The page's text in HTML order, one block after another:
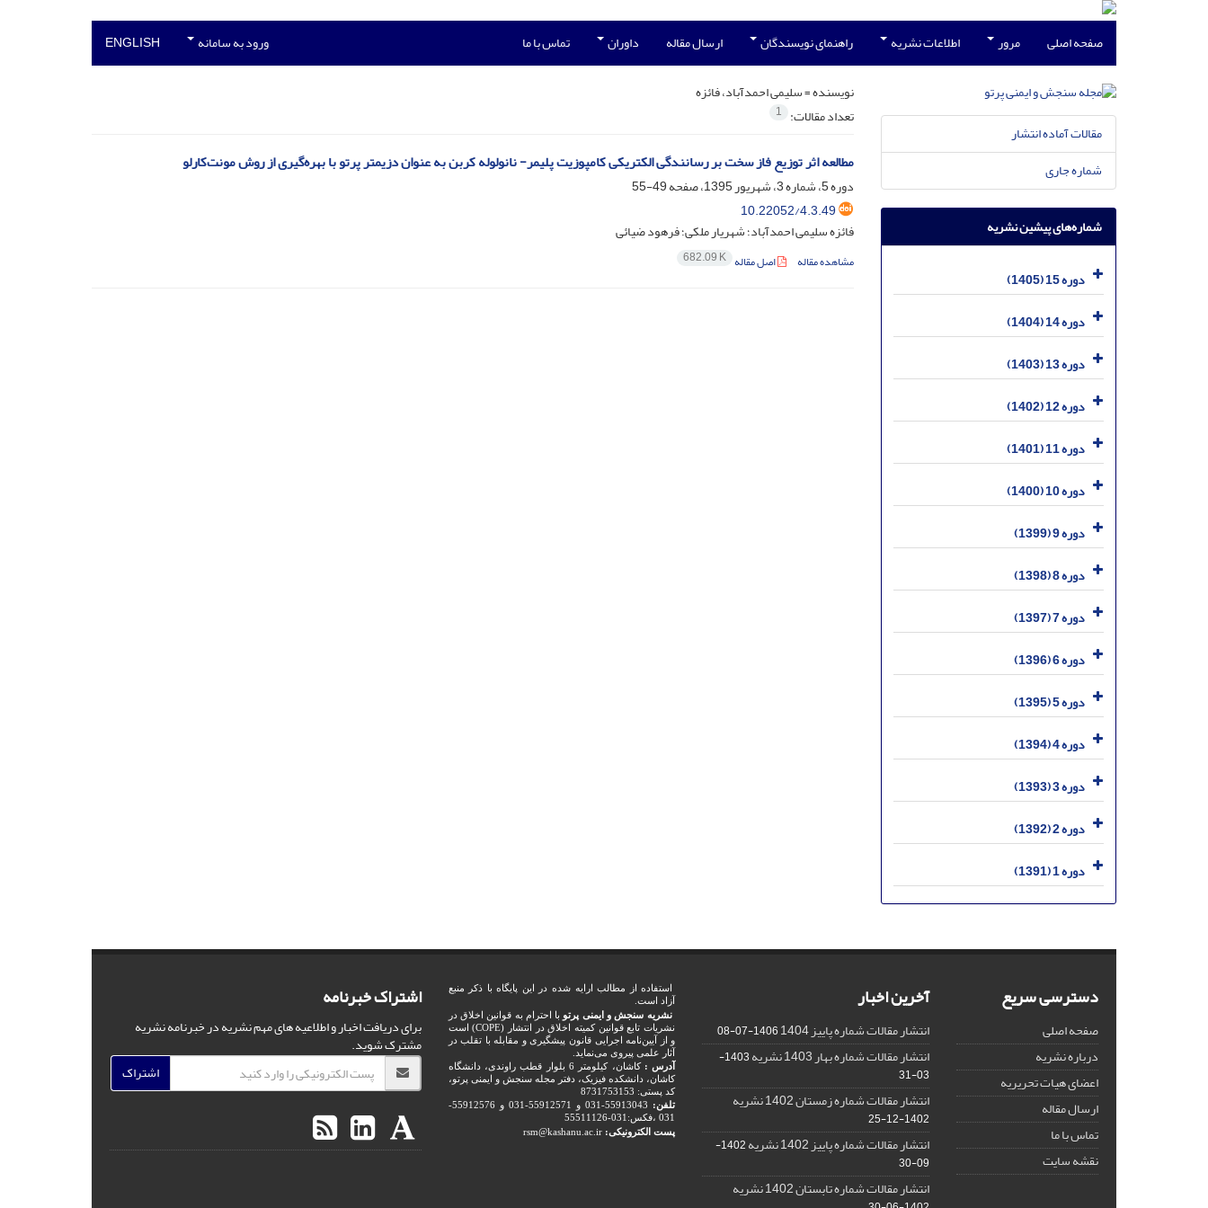
صفحه اصلی مرور اطلاعات نشریه راهنمای نویسندگان ارسال مقاله داوران تماس با ما ورود به سامانه ENGLISH
نویسنده =سلیمی احمدآباد، فائزه
تعداد مقالات: 1
مطالعه اثر توزیع فاز سخت بر رسانندگی الکتریکی کامپوزیت پلیمر- نانو‌لوله کربن به عنوان دزیمتر پرتو با بهره‌گیری از روش مونت‌کارلو
دوره 5، شماره 3، شهریور 1395، صفحه
49-55
10.22052/4.3.49
فائزه سلیمی احمدآباد؛ شهریار ملکی؛ فرهود ضیائی
مشاهده مقاله اصل مقاله 682.09 K
مقالات آماده انتشار
شماره جاری
شماره‌های پیشین نشریه
دوره 15 (1405)
دوره 14 (1404)
دوره 13 (1403)
دوره 12 (1402)
دوره 11 (1401)
دوره 10 (1400)
دوره 9 (1399)
دوره 8 (1398)
دوره 7 (1397)
دوره 6 (1396)
دوره 5 (1395)
دوره 4 (1394)
دوره 3 (1393)
دوره 2 (1392)
دوره 1 (1391)
دسترسی سریع
صفحه اصلی
درباره نشریه
اعضای هیات تحریریه
ارسال مقاله
تماس با ما
نقشه سایت
آخرین اخبار
انتشار مقالات شماره پاییز 1404 1406-07-08
انتشار مقالات شماره بهار 1403 نشریه
1403-
03-31
انتشار مقالات شماره زمستان 1402 نشریه
1402-12-25
انتشار مقالات شماره پاییز 1402 نشریه
1402-
09-30
انتشار مقالات شماره تابستان 1402 نشریه
استفاده از مطالب ارایه شده در این پایگاه با ذکر منبع
آزاد است.
نشریه سنجش و ایمنی پرتو با احترام به قوانین اخلاق در
نشریات تابع قوانین کمیته اخلاق در انتشار (COPE) است
و از آیین‌نامه اجرایی قانون پیشگیری و مقابله با تقلب در
آثار علمی پیروی می‌نماید.
آدرس :
کاشان، کیلومتر 6 بلوار قطب راوندی، دانشگاه
کاشان، دانشکده فیزیک، دفتر مجله سنجش و ایمنی پرتو،
کد پستی: 8731753153
تلفن:
55913043-031 و 55912571-031 و 55912576-
031 ،فکس:031-55511126
پست الکترونیکی: rsm@kashanu.ac.ir
اشتراک خبرنامه
برای دریافت اخبار و اطلاعیه های مهم نشریه در خبرنامه نشریه
مشترک شوید.
اشتراک